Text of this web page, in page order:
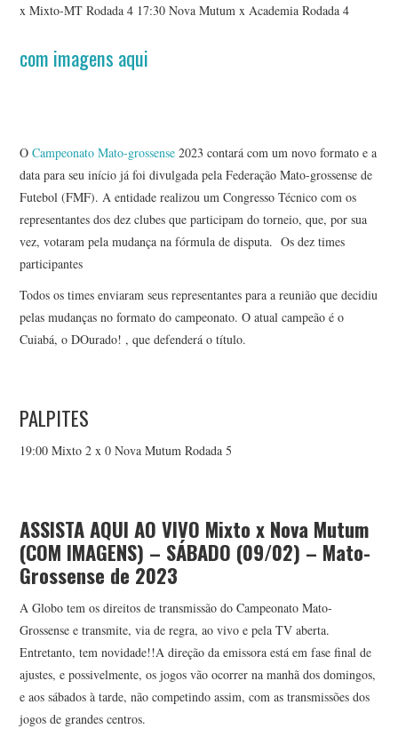
x Mixto-MT Rodada 4 17:30 Nova Mutum x Academia Rodada 4
com imagens aqui
O Campeonato Mato-grossense 2023 contará com um novo formato e a
data para seu início já foi divulgada pela Federação Mato-grossense de
Futebol (FMF). A entidade realizou um Congresso Técnico com os
representantes dos dez clubes que participam do torneio, que, por sua
vez, votaram pela mudança na fórmula de disputa. Os dez times
participantes
Todos os times enviaram seus representantes para a reunião que decidiu
pelas mudanças no formato do campeonato. O atual campeão é o
Cuiabá, o DOurado! , que defenderá o título.
PALPITES
19:00 Mixto 2 x 0 Nova Mutum Rodada 5
ASSISTA AQUI AO VIVO Mixto x Nova Mutum
(COM IMAGENS) – SÁBADO (09/02) – Mato-
Grossense de 2023
A Globo tem os direitos de transmissão do Campeonato Mato-
Grossense e transmite, via de regra, ao vivo e pela TV aberta.
Entretanto, tem novidade!!A direção da emissora está em fase final de
ajustes, e possivelmente, os jogos vão ocorrer na manhã dos domingos,
e aos sábados à tarde, não competindo assim, com as transmissões dos
jogos de grandes centros.